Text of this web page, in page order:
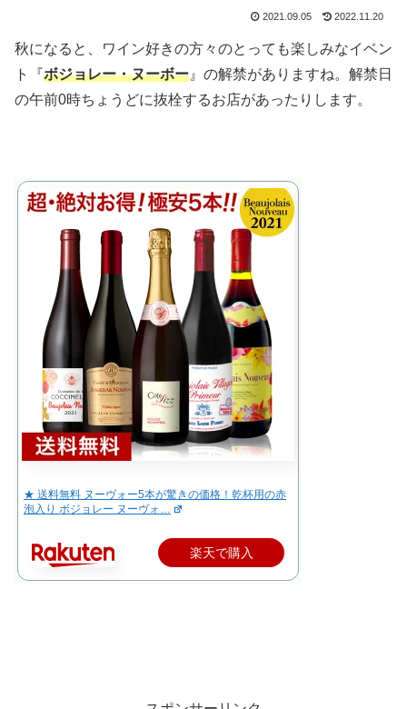
2021.09.05 2022.11.20
秋になると、ワイン好きの方々のとっても楽しみなイベン
ト『ボジョレー・ヌーボー 』の解禁がありますね。解禁日
の午前0時ちょうどに抜栓するお店があったりします。
★ 送料無料 ヌーヴォー5本が驚きの価格！乾杯用の赤
泡入り ボジョレー ヌーヴォ…
楽天で購入